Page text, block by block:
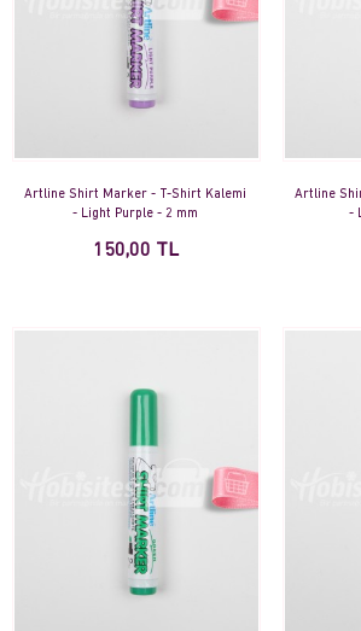
Artline Shirt Marker - T-Shirt Kalemi
- Light Purple - 2 mm
150,00 TL
Artline
-